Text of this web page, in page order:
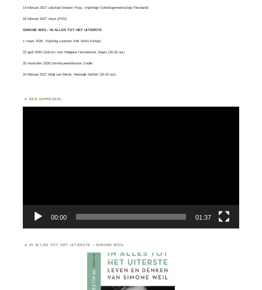
14 februari 2027 Lelystad (theater Posa, Vrijzinnige Geloofsgemeenschap Flevoland)
18 februari 2027 Joure (PKN)
SIMONE WEIL: IN ALLES TOT HET UITERSTE
1 maart 2026Vrijzinnig Lunteren (Het Witte Kerkje).
23 april 2026 Centrum voor Religieus Humanisme, Baarn (20.00 uur)
25 november 2026 Dominicanenklooster Zwolle
24 februari 2027 Abdij van Berne, Heeswijk Dinther (20.00 uur)
EEN IMPRESSIE:
Videospeler
00:00 01:37
IN ALLES TOT HET UITERSTE – SIMONE WEIL